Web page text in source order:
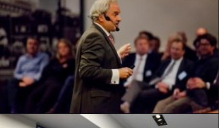
"Vergaderingen zijn nutteloze hobbyismen van
wereldvreemde, overambitieuze managers
met één doel voor ogen uitgevonden zijn: mij van mijn
echte werk afhouden. "
Maak van de overlegcultuur je core business!
Optie nemen
TOEVOEGEN AAN WINKELMANDJE